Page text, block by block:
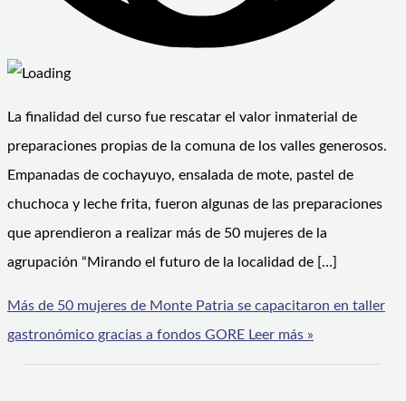
La finalidad del curso fue rescatar el valor inmaterial de
preparaciones propias de la comuna de los valles generosos.
Empanadas de cochayuyo, ensalada de mote, pastel de
chuchoca y leche frita, fueron algunas de las preparaciones
que aprendieron a realizar más de 50 mujeres de la
agrupación “Mirando el futuro de la localidad de […]
Más de 50 mujeres de Monte Patria se capacitaron en taller
gastronómico gracias a fondos GORE Leer más »